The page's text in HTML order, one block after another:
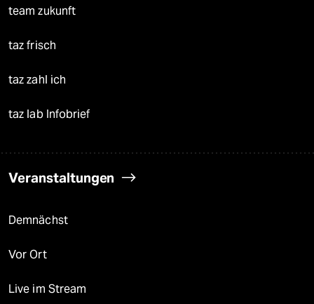
team zukunft
taz frisch
taz zahl ich
taz lab Infobrief
Veranstaltungen
Demnächst
Vor Ort
Live im Stream